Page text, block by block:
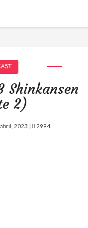
Shinkansen
2)
2023 | 2994